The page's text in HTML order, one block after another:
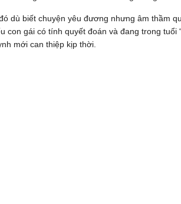
dù biết chuyện yêu đương nhưng âm thầm
con gái có tính quyết đoán và đang trong tuổi
mới can thiệp kịp thời.